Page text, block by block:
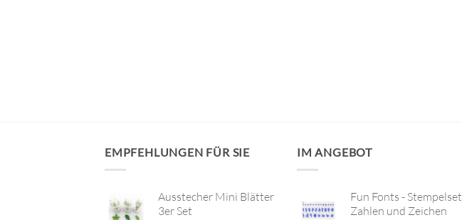
EMPFEHLUNGEN FÜR SIE
Ausstecher Mini Blätter
3er Set
IM ANGEBOT
Fun Fonts - Stempelset
Zahlen und Zeichen